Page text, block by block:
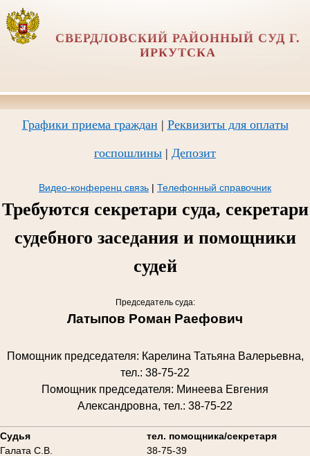
СВЕРДЛОВСКИЙ РАЙОННЫЙ СУД Г.
ИРКУТСКА
Графики приема граждан | Реквизиты для оплаты
госпошлины | Депозит
Видео-конференц связь | Телефонный справочник
Требуются секретари суда, секретари
судебного заседания и помощники
судей
Председатель суда:
Латыпов Роман Раефович
Помощник председателя: Карелина Татьяна Валерьевна,
тел.: 38-75-22
Помощник председателя: Минеева Евгения
Александровна, тел.: 38-75-22
Судья
тел. помощника/секретаря
Галата С.В.
38-75-39